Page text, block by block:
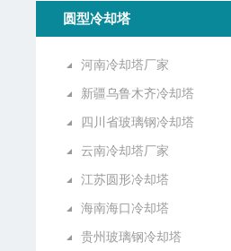
圆型冷却塔
河南冷却塔厂家
新疆乌鲁木齐冷却塔
四川省玻璃钢冷却塔
云南冷却塔厂家
江苏圆形冷却塔
海南海口冷却塔
贵州玻璃钢冷却塔